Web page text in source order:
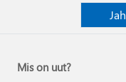
Jah
Mis on uut?